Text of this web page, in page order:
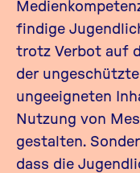
findige
trotz Verbot auf
der
ungeeigneten
Nutzung von
gestalten.
dass die